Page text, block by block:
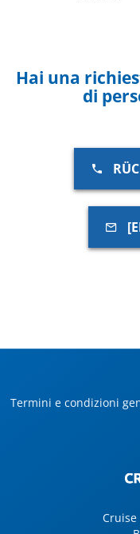
Hai una
di
Termini e condizioni
Cruise